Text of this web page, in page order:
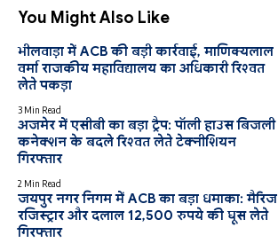
You Might Also Like
भीलवाड़ा में ACB की बड़ी कार्रवाई, माणिक्यलाल
वर्मा राजकीय महाविद्यालय का अधिकारी रिश्वत
लेते पकड़ा
3 Min Read
अजमेर में एसीबी का बड़ा ट्रैप: पॉली हाउस बिजली
कनेक्शन के बदले रिश्वत लेते टेक्नीशियन
गिरफ्तार
2 Min Read
जयपुर नगर निगम में ACB का बड़ा धमाका: मैरिज
रजिस्ट्रार और दलाल 12,500 रुपये की घूस लेते
गिरफ्तार